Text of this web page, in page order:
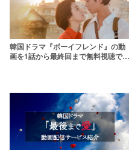
韓国ドラマ『ボーイフレンド』の動
画を1話から最終回まで無料視聴でき